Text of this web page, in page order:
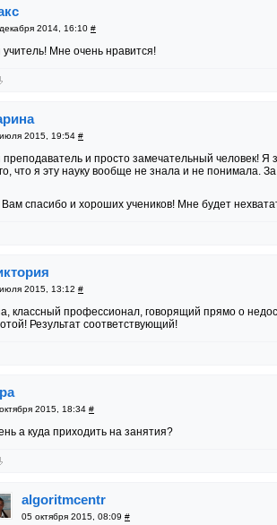
2014, 16:10 #
Мне очень нравится!
2015, 19:54 #
и просто замечательный человек!
что я эту науку вообще не знала и не понимала.
спасибо и хороших учеников! Мне будет
2015, 13:12 #
классный профессионал, говорящий прямо о
Результат соответствующий!
2015, 18:34 #
а куда приходить на занятия?
algoritmcentr
05 октября 2015, 08:09 #